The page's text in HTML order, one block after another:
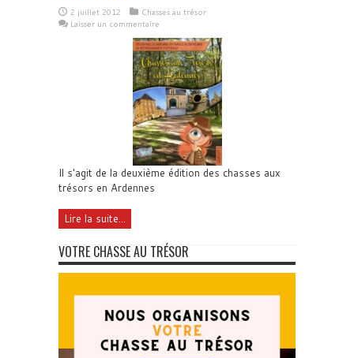
2 juillet 2012
Chasses au trésor
Laisser un commentaire
Il s'agit de la deuxième édition des chasses aux
trésors en Ardennes
Lire la suite...
VOTRE CHASSE AU TRÉSOR